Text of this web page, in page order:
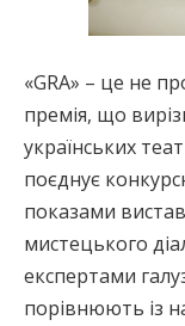
«GRA» – це не
премія, що
українських
поєднує
показами
мистецького
експертами
порівнюють із